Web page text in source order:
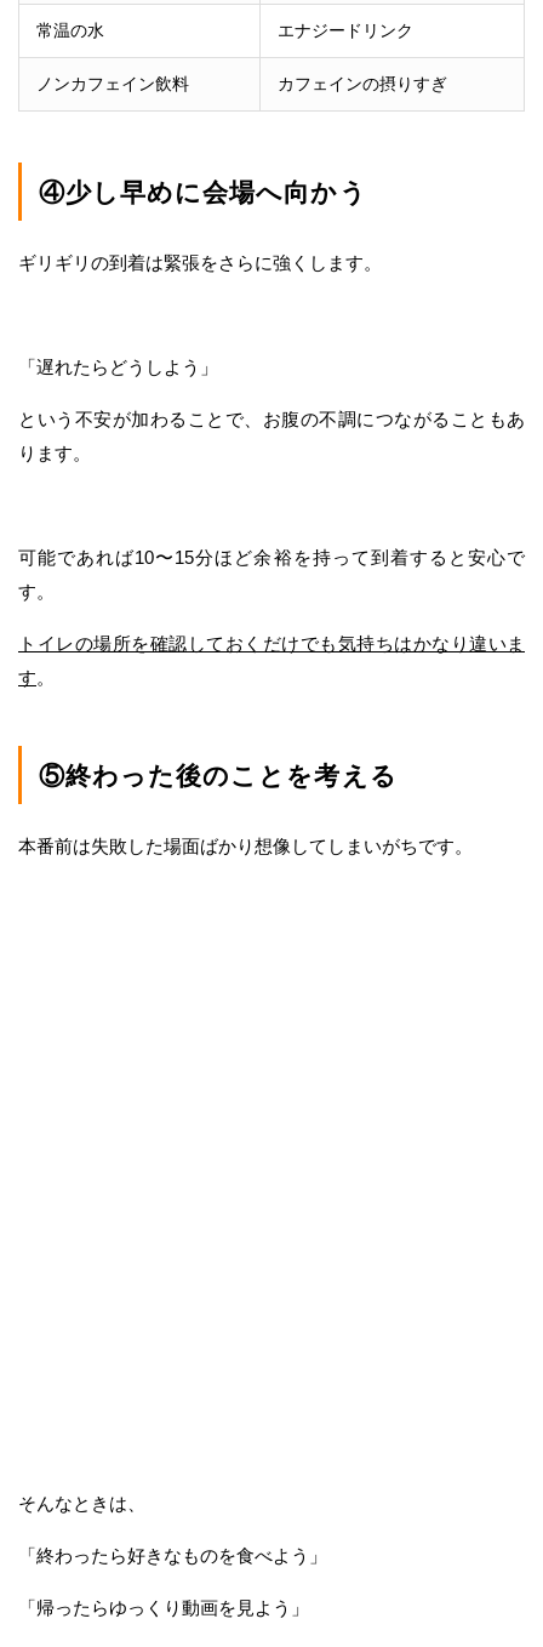
常温の水 エナジードリンク
ノンカフェイン飲料 カフェインの摂りすぎ
④少し早めに会場へ向かう
ギリギリの到着は緊張をさらに強くします。
「遅れたらどうしよう」
という不安が加わることで、お腹の不調につながることもあ
ります。
可能であれば10〜15分ほど余裕を持って到着すると安心で
す。
トイレの場所を確認しておくだけでも気持ちはかなり違いま
す。
⑤終わった後のことを考える
本番前は失敗した場面ばかり想像してしまいがちです。
そんなときは、
「終わったら好きなものを食べよう」
「帰ったらゆっくり動画を見よう」